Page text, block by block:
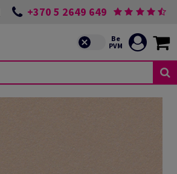
+370 5 2649 649